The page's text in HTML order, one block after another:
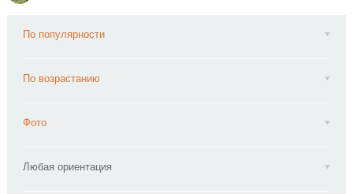
По популярности
По возрастанию
Фото
Любая ориентация